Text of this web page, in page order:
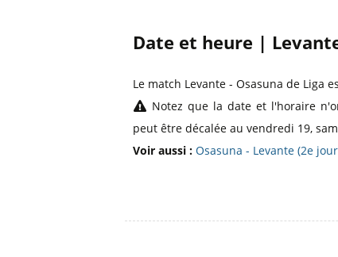
Date et heure |
Le match Levante - Osasuna de Liga
Notez que la date et l'horaire
peut être décalée au vendredi 19,
Voir aussi : Osasuna - Levante (2e